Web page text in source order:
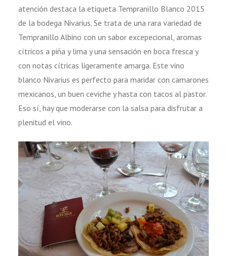
atención destaca la etiqueta Tempranillo Blanco 2015
de la bodega Nivarius. Se trata de una rara variedad de
Tempranillo Albino con un sabor excepecional, aromas
cítricos a piña y lima y una sensación en boca fresca y
con notas cítricas ligeramente amarga. Este vino
blanco Nivarius es perfecto para maridar con camarones
mexicanos, un buen ceviche y hasta con tacos al pastor.
Eso sí, hay que moderarse con la salsa para disfrutar a
plenitud el vino.